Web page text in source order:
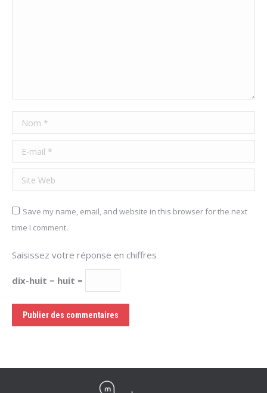
Nom *
E-mail *
Site Web
Save my name, email, and website in this browser for the next
time I comment.
Saisissez votre réponse en chiffres
dix-huit − huit =
Publier des commentaires